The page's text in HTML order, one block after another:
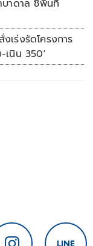
าดาล ชี้พื้นที่
เร่งรัดโครงการ
เนิน 350'